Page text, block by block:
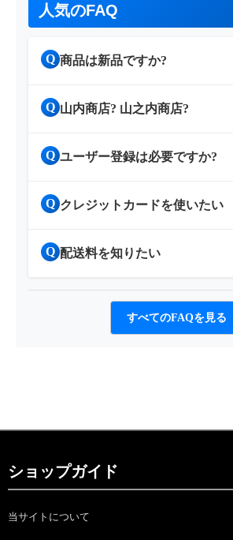
人気のFAQ
Q 商品は新品ですか?
Q 山内商店? 山之内商店?
Q ユーザー登録は必要ですか?
Q クレジットカードを使いたい
Q 配送料を知りたい
すべてのFAQを見る
ショップガイド
当サイトについて